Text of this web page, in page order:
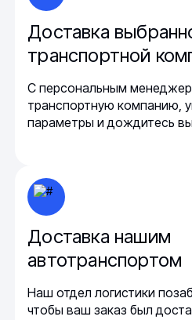
Доставка
транспортной
С персональным
транспортную компанию,
параметры и дождитесь
Доставка нашим
автотранспортом
Наш отдел логистики
чтобы ваш заказ был